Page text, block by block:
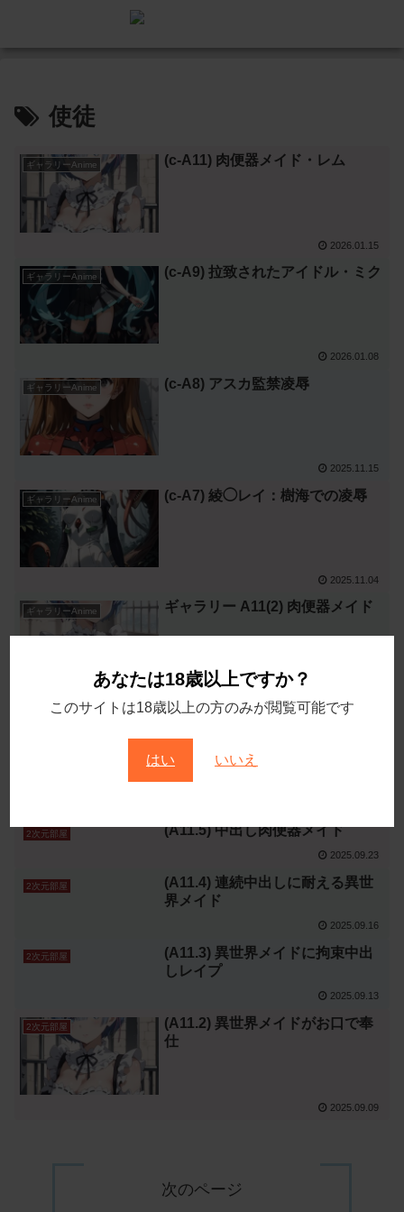
あなたは18歳以上ですか？
このサイトは18歳以上の方のみが閲覧可能です
はい いいえ
使徒
ギャラリーAnime (c-A11) 肉便器メイド・レム
2026.01.15
ギャラリーAnime (c-A9) 拉致されたアイドル・ミク
2026.01.08
ギャラリーAnime (c-A8) アスカ監禁凌辱
2025.11.15
ギャラリーAnime (c-A7) 綾◯レイ：樹海での凌辱
2025.11.04
ギャラリーAnime ギャラリー A11(2) 肉便器メイド
ギャラリー A11(1) 肉便器メイド
2次元部屋 (A11.5) 中出し肉便器メイド
2025.09.23
2次元部屋
(A11.4) 連続中出しに耐える異世
界メイド
2025.09.16
2次元部屋
(A11.3) 異世界メイドに拘束中出
しレイプ
2025.09.13
2次元部屋
(A11.2) 異世界メイドがお口で奉
仕
2025.09.09
次のページ